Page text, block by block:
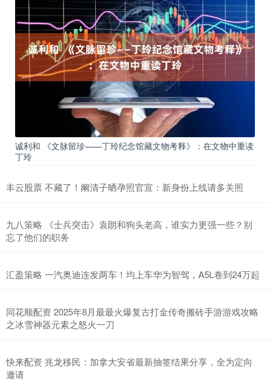
诚利和 《文脉留珍——丁玲纪念馆藏文物考释》：在文物中重读
丁玲
丰云股票 不藏了！阚清子晒孕照官宣：新身份上线请多关照
九八策略 《士兵突击》袁朗和狗头老高，谁实力更强一些？别
忘了他们的职务
汇盈策略 一汽奥迪连发两车！均上车华为智驾，A5L卷到24万起
同花顺配资 2025年8月最最火爆复古打金传奇搬砖手游游戏攻略
之冰雪神器元素之怒火一刀
快来配资 兆龙移民：加拿大安省最新抽签结果分享，全为定向
邀请